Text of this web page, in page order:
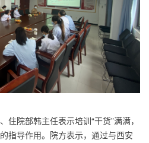
院部韩主任表示培训“干货”满满，
指导作用。院方表示，通过与西安